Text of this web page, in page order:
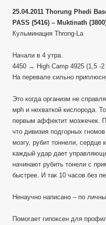
25.04.2011 Thorung Phedi
PASS (5416) – Muktinath
Кульминация Throng-La
Начали в 4 утра.
4450 → High Camp 4925 (1,5 -2
На перевале сильно
Это когда организм не
мph и нехваткой кислорода.
первым аффектит мозжечек.
что дивизия подгорных
мозгу, рубит тоннели, сердце
каждый удар дает
начинают рубить тонели с
быстрее. И так 10 часов без
Ненаучно написано – по
Помогает гипоксен для